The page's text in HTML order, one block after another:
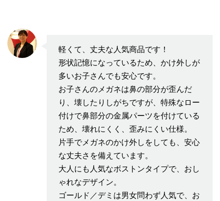
軽くて、丈夫な人気商品です！
形状記憶になっているため、かけ外しが
多いお子さんでも安心です。
お子さんのメガネは鼻の部分が歪んだ
り、壊したりしがちですが、特殊なロー
付けで鼻部分の金属パーツを付けている
ため、壊れにくく、歪みにくい仕様。
片手でメガネのかけ外しをしても、安心
な丈夫さを備えています。
大人にも人気なボストンタイプで、おし
ゃれなデザイン。
ゴールド／デミは男女問わず人気で、お